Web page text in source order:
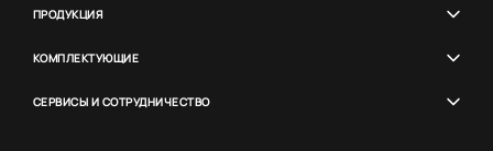
ПРОДУКЦИЯ
КОМПЛЕКТУЮЩИЕ
СЕРВИСЫ И СОТРУДНИЧЕСТВО